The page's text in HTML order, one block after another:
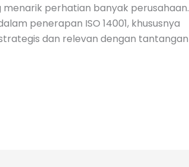
menarik perhatian banyak perusahaan.
penerapan ISO 14001, khususnya
dan relevan dengan tantangan